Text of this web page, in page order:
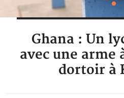
Ghana : Un
avec une arme
dortoir à